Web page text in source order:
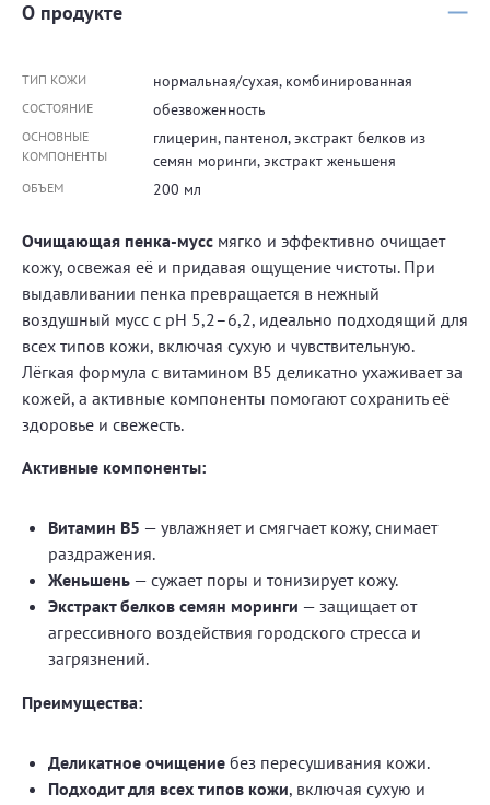
О продукте
ТИП КОЖИ нормальная/сухая, комбинированная
СОСТОЯНИЕ обезвоженность
ОСНОВНЫЕ
КОМПОНЕНТЫ
глицерин, пантенол, экстракт белков из
семян моринги, экстракт женьшеня
ОБЪЕМ 200 мл
Очищающая пенка-мусс мягко и эффективно очищает
кожу, освежая её и придавая ощущение чистоты. При
выдавливании пенка превращается в нежный
воздушный мусс с pH 5,2–6,2, идеально подходящий для
всех типов кожи, включая сухую и чувствительную.
Лёгкая формула с витамином B5 деликатно ухаживает за
кожей, а активные компоненты помогают сохранить её
здоровье и свежесть.
Активные компоненты:
Витамин B5 — увлажняет и смягчает кожу, снимает
раздражения.
Женьшень — сужает поры и тонизирует кожу.
Экстракт белков семян моринги — защищает от
агрессивного воздействия городского стресса и
загрязнений.
Преимущества:
Деликатное очищение без пересушивания кожи.
Подходит для всех типов кожи, включая сухую и